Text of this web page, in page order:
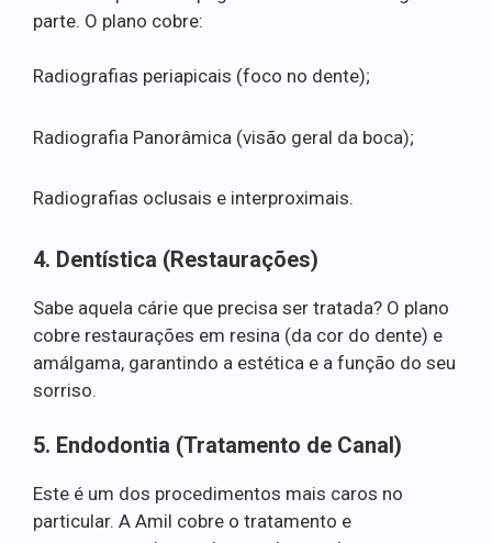
parte. O plano cobre:
Radiografias periapicais (foco no dente);
Radiografia Panorâmica (visão geral da boca);
Radiografias oclusais e interproximais.
4. Dentística (Restaurações)
Sabe aquela cárie que precisa ser tratada? O plano
cobre restaurações em resina (da cor do dente) e
amálgama, garantindo a estética e a função do seu
sorriso.
5. Endodontia (Tratamento de Canal)
Este é um dos procedimentos mais caros no
particular. A Amil cobre o tratamento e